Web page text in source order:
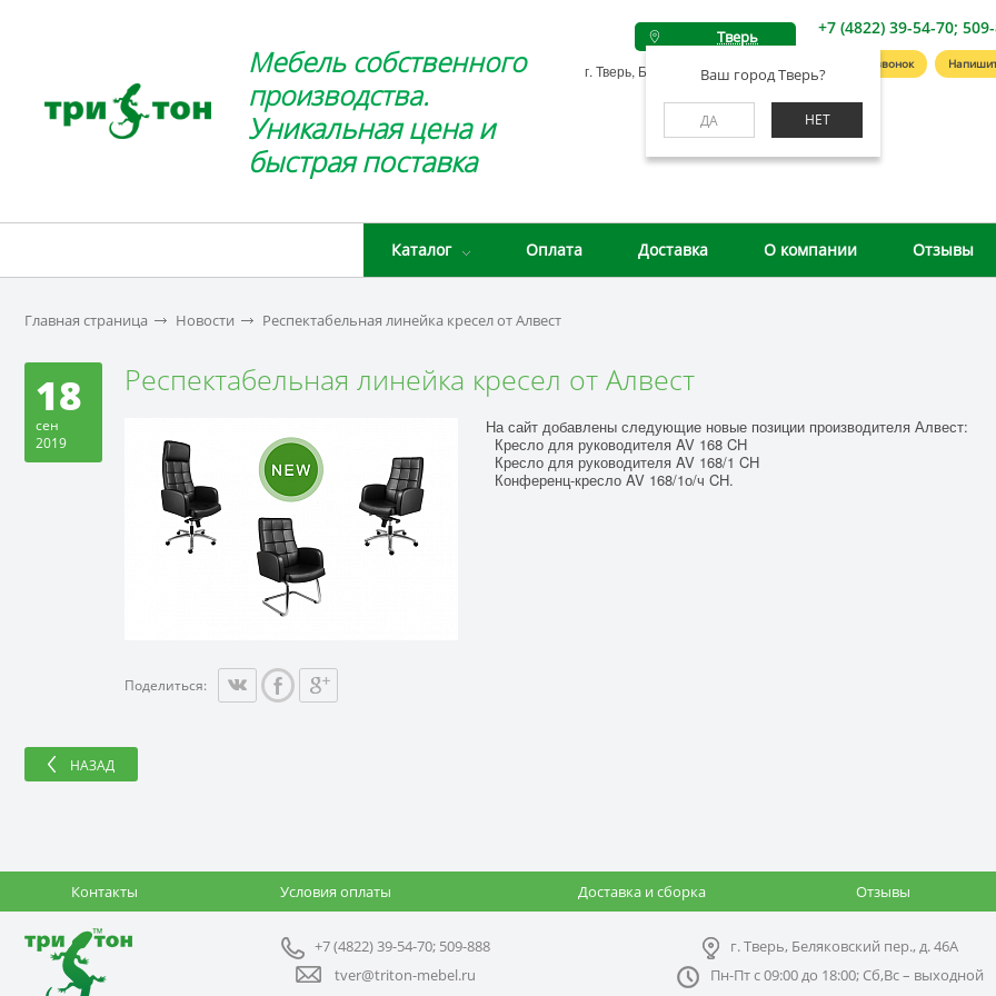
Мебель собственного
производства.
Уникальная цена и
быстрая поставка
Тверь
Ваш город Тверь?
ДА НЕТ
г. Тверь, Беляковский пер., д. 46А
+7 (4822) 39-54-70;
Заказать звонок
Каталог Оплата Доставка О компании Отзывы
Главная страница Новости Респектабельная линейка кресел от Алвест
18
сен
2019
Респектабельная линейка кресел от Алвест
На сайт добавлены следующие новые позиции производителя Алвест:
Кресло для руководителя AV 168 CH
Кресло для руководителя AV 168/1 CH
Конференц-кресло AV 168/1о/ч CH.
Поделиться:
НАЗАД
Контакты Условия оплаты Доставка и сборка Отзывы
+7 (4822) 39-54-70; 509-888
г. Тверь, Беляковский пер., д. 46А
tver@triton-mebel.ru
Пн-Пт с 09:00 до 18:00; Сб,Вс – выходной